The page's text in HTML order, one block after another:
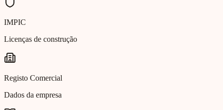
IMPIC
Licenças de construção
Registo Comercial
Dados da empresa